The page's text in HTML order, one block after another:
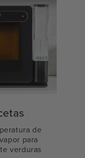
de
para
verduras